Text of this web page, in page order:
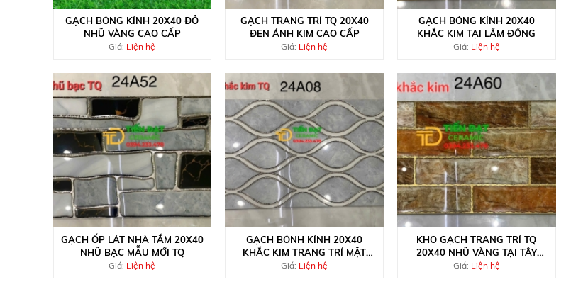
GẠCH BÓNG KÍNH 20X40 ĐỎ
NHŨ VÀNG CAO CẤP
Giá: Liện hệ
GẠCH TRANG TRÍ TQ 20X40
ĐEN ÁNH KIM CAO CẤP
Giá: Liện hệ
GẠCH BÓNG KÍNH 20X40
KHẮC KIM TẠI LẦM ĐỒNG
Giá: Liện hệ
GẠCH ỐP LÁT NHÀ TẮM 20X40
NHŨ BẠC MẪU MỚI TQ
Giá: Liện hệ
GẠCH BÓNH KÍNH 20X40
KHẮC KIM TRANG TRÍ MẶT
TIỀN
Giá: Liện hệ
KHO GẠCH TRANG TRÍ TQ
20X40 NHŨ VÀNG TẠI TÂY
NINH
Giá: Liện hệ